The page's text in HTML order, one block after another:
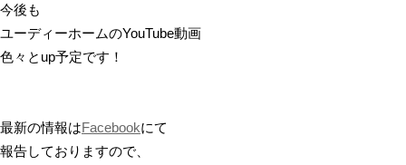
今後も
ユーディーホームのYouTube動画
色々とup予定です！
最新の情報はFacebookにて
報告しておりますので、